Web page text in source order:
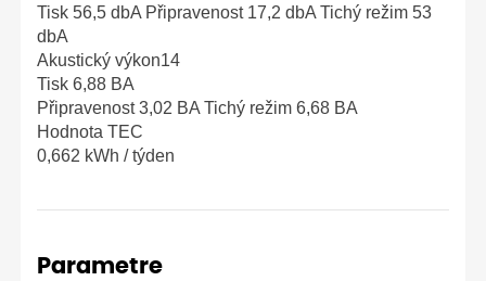
Tisk 56,5 dbA Připravenost 17,2 dbA Tichý režim 53
dbA
Akustický výkon14
Tisk 6,88 BA
Připravenost 3,02 BA Tichý režim 6,68 BA
Hodnota TEC
0,662 kWh / týden
Parametre